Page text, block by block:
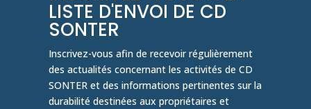
LISTE D'ENVOI DE CD
SONTER
Inscrivez-vous afin de recevoir régulièrement
des actualités concernant les activités de CD
SONTER et des informations pertinentes sur la
durabilité destinées aux propriétaires et